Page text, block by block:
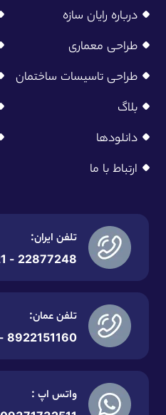
درباره رایان سازه
طراحی معماری
طراحی تاسیسات ساختمان
بلاگ
دانلودها
ارتباط با ما
تلفن ایران:
22877248 - 021
تلفن عمان:
8922151160 - 0096
واتس اپ :